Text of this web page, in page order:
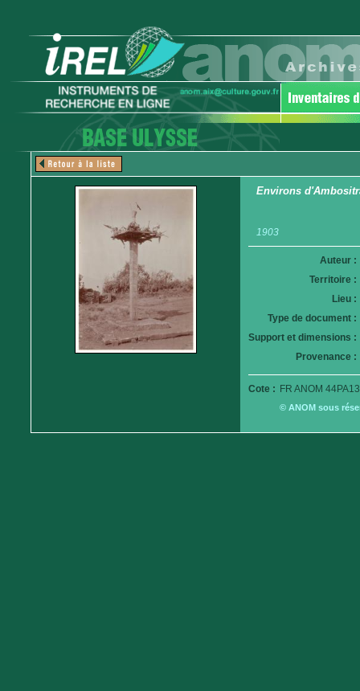
Environs
1903
Auteur :
Territoire :
Lieu :
Type de document :
Support et dimensions :
Provenance :
Cote : FR ANOM
© ANOM sous